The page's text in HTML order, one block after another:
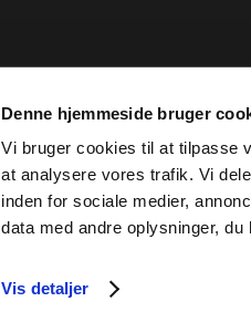
Denne hjemmeside bruger
Vi bruger cookies til at tilpasse
at analysere vores trafik. Vi
inden for sociale medier,
data med andre oplysninger,
Vis detaljer